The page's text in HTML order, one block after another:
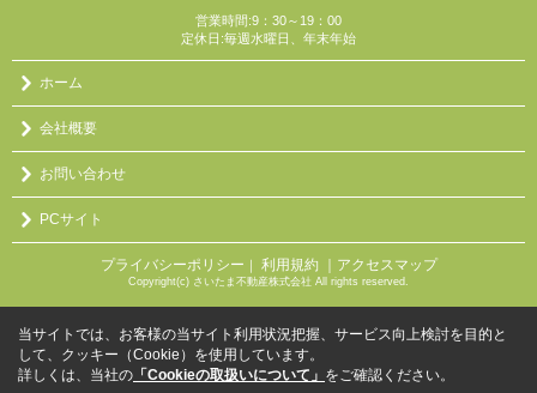
営業時間:9：30～19：00
定休日:毎週水曜日、年末年始
ホーム
会社概要
お問い合わせ
PCサイト
プライバシーポリシー ｜ 利用規約 ｜アクセスマップ
Copyright(c) さいたま不動産株式会社 All rights reserved.
当サイトでは、お客様の当サイト利用状況把握、サービス向上検討を目的と
して、クッキー（Cookie）を使用しています。
詳しくは、当社の 「Cookieの取扱いについて」 をご確認ください。